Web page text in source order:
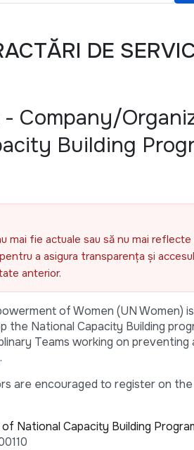
DE
Company/
Building
mai fie actuale sau să nu mai
a asigura transparența și
anterior.
of Women (UN Women)
the National Capacity Building
Teams working on preventing
are encouraged to register on
National Capacity Building